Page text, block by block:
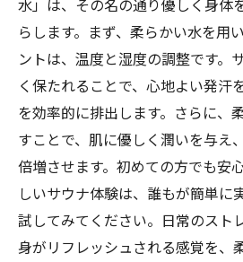
み合わせ
柔らかい水と呼吸で心
のコツ
深呼吸をサポートする
柔らかい水を取り入れ
クス法
サウナでの深い安らぎ
水と呼吸
柔らかい水でサウナ効果を
水」は、その名の通り優しく身体
らします。まず、柔らかい水を用
ントは、温度と湿度の調整です。
く保たれることで、心地よい発汗
を効率的に排出します。さらに、
すことで、肌に優しく潤いを与え
倍増させます。初めての方でも安
しいサウナ体験は、誰もが簡単に
試してみてください。日常のスト
身がリフレッシュされる感覚を、